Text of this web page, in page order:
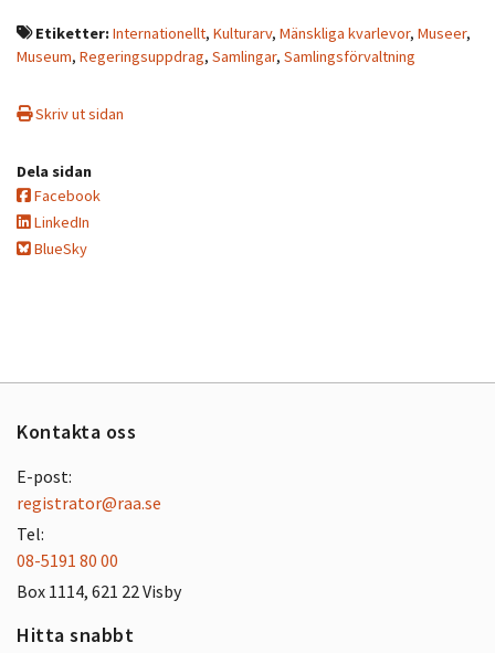
Etiketter:Internationellt, Kulturarv, Mänskliga kvarlevor, Museer,
Museum, Regeringsuppdrag, Samlingar, Samlingsförvaltning
Skriv ut sidan
Dela sidan
Facebook
LinkedIn
BlueSky
Kontakta oss
E-post:
registrator@raa.se
Tel:
08-5191 80 00
Box 1114, 621 22 Visby
Hitta snabbt